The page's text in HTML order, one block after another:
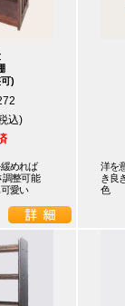
)
めれば
調整可能
愛い
洋を
き良
色